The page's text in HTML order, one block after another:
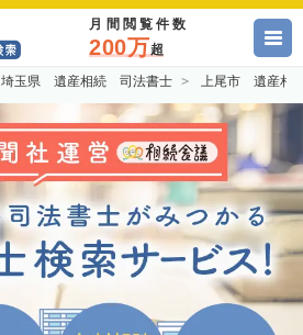
月間閲覧件数
200万超
埼玉県 遺産相続 司法書士 上尾市 遺産相